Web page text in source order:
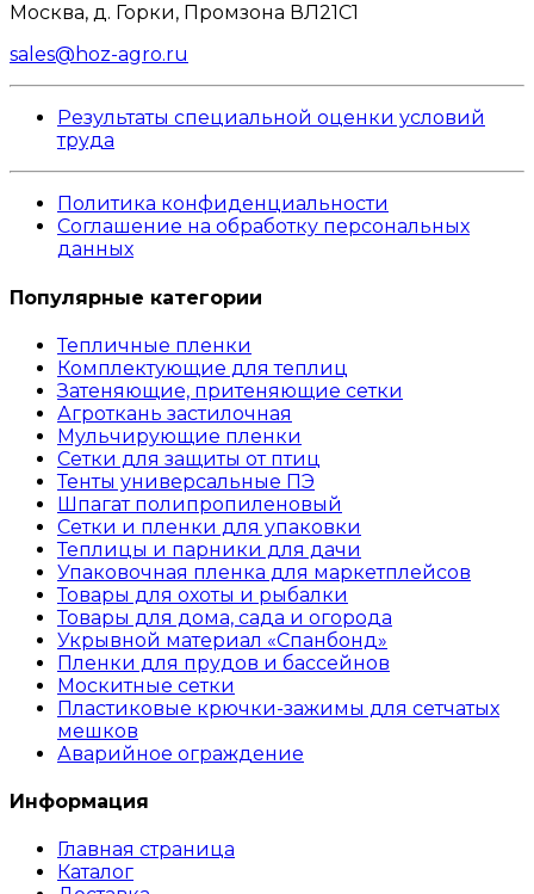
Москва, д. Горки, Промзона ВЛ21С1
sales@hoz-agro.ru
Результаты специальной оценки условий
труда
Политика конфиденциальности
Соглашение на обработку персональных
данных
Популярные категории
Тепличные пленки
Комплектующие для теплиц
Затеняющие, притеняющие сетки
Агроткань застилочная
Мульчирующие пленки
Сетки для защиты от птиц
Тенты универсальные ПЭ
Шпагат полипропиленовый
Сетки и пленки для упаковки
Теплицы и парники для дачи
Упаковочная пленка для маркетплейсов
Товары для охоты и рыбалки
Товары для дома, сада и огорода
Укрывной материал «Спанбонд»
Пленки для прудов и бассейнов
Москитные сетки
Пластиковые крючки-зажимы для сетчатых
мешков
Аварийное ограждение
Информация
Главная страница
Каталог